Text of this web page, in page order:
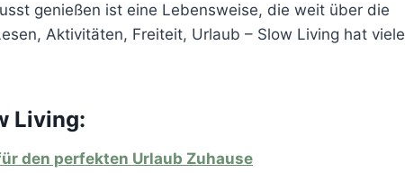
genießen ist eine Lebensweise, die weit über die
Aktivitäten, Freiteit, Urlaub – Slow Living hat viele
Living:
den perfekten Urlaub Zuhause